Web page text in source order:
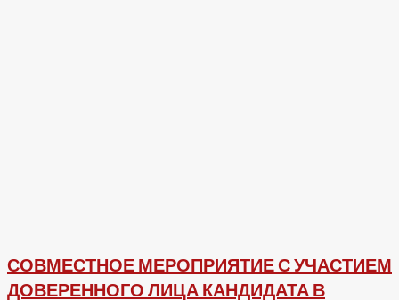
СОВМЕСТНОЕ МЕРОПРИЯТИЕ С УЧАСТИЕМ
ДОВЕРЕННОГО ЛИЦА КАНДИДАТА В